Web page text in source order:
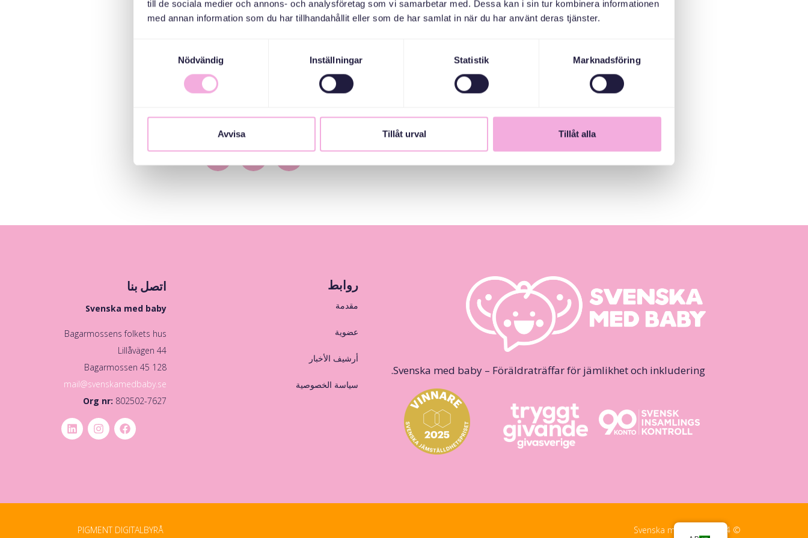
till de sociala medier och annons- och analysföretag som vi samarbetar med. Dessa kan i sin tur kombinera informationen
med annan information som du har tillhandahållit eller som de har samlat in när du har använt deras tjänster.
Nödvändig
Inställningar Statistik Marknadsföring
Avvisa Tillåt urval Tillåt alla
أطفالهم. ويقدم أنشطة مجانية وممتعة تتمحور حول الأطفال مع محادثات ذات طابع خاص. وتستهدف
الاجتماعات الوافدين الجدد والمولودين في الخارج وآباء الأطفال الصغار المولودين في السويد. في
المساواة في الأبوة والأمومة.
هذه هي الطريقة التي نجمع بها ونشرك آباء الأطفال الصغار من خلفيات مختلفة لتهيئة الظروف الجيدة لحق
تصل إلى آباء الأطفال الصغار وتشركهم وتعززهم. هل تريد الانضمام إلينا في هذا العمل؟
مشاركة الأخبار:
Svenska med baby – Föräldraträffar för jämlikhet och inkludering.
روابط
مقدمة
عضوية
أرشيف الأخبار
سياسة الخصوصية
اتصل بنا
Svenska med baby
Bagarmossens folkets hus
Lillåvägen 44
128 45 Bagarmossen
mail@svenskamedbaby.se
Org nr: 802502-7627
© Svenska med Baby, 2024
PIGMENT DIGITALBYRÅ